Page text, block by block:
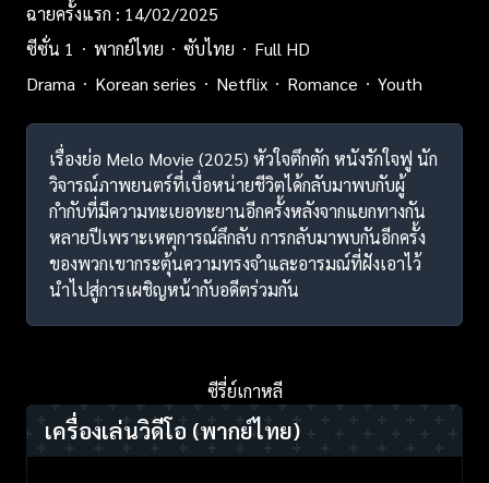
ฉายครั้งแรก : 14/02/2025
ซีซั่น 1
พากย์ไทย ซับไทย
Full HD
Drama
Korean series Netflix Romance Youth
เรื่องย่อ Melo Movie (2025) หัวใจตึกตัก หนังรักใจฟู นัก
วิจารณ์ภาพยนตร์ที่เบื่อหน่ายชีวิตได้กลับมาพบกับผู้
กำกับที่มีความทะเยอทะยานอีกครั้งหลังจากแยกทางกัน
หลายปีเพราะเหตุการณ์ลึกลับ การกลับมาพบกันอีกครั้ง
ของพวกเขากระตุ้นความทรงจำและอารมณ์ที่ฝังเอาไว้
นำไปสู่การเผชิญหน้ากับอดีตร่วมกัน
ซีรี่ย์เกาหลี
เครื่องเล่นวิดีโอ (พากย์ไทย)